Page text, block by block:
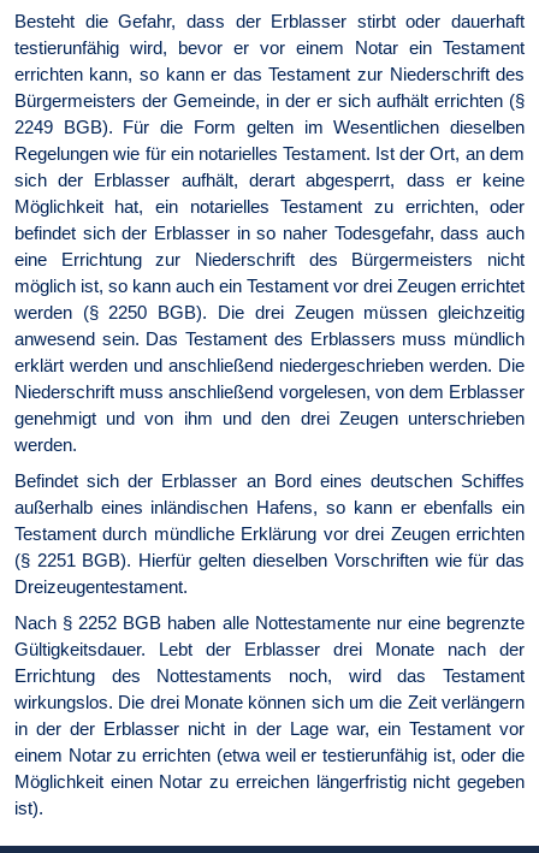
Besteht die Gefahr, dass der Erblasser stirbt oder dauerhaft
testierunfähig wird, bevor er vor einem Notar ein Testament
errichten kann, so kann er das Testament zur Niederschrift des
Bürgermeisters der Gemeinde, in der er sich aufhält errichten (§
2249 BGB). Für die Form gelten im Wesentlichen dieselben
Regelungen wie für ein notarielles Testament. Ist der Ort, an dem
sich der Erblasser aufhält, derart abgesperrt, dass er keine
Möglichkeit hat, ein notarielles Testament zu errichten, oder
befindet sich der Erblasser in so naher Todesgefahr, dass auch
eine Errichtung zur Niederschrift des Bürgermeisters nicht
möglich ist, so kann auch ein Testament vor drei Zeugen errichtet
werden (§ 2250 BGB). Die drei Zeugen müssen gleichzeitig
anwesend sein. Das Testament des Erblassers muss mündlich
erklärt werden und anschließend niedergeschrieben werden. Die
Nieder­schrift muss anschließend vorgelesen, von dem Erblasser
genehmigt und von ihm und den drei Zeugen unterschrieben
werden.
Befindet sich der Erblasser an Bord eines deutschen Schiffes
außerhalb eines inländischen Hafens, so kann er ebenfalls ein
Testament durch mündliche Erklärung vor drei Zeugen errichten
(§ 2251 BGB). Hierfür gelten dieselben Vorschriften wie für das
Dreizeugentestament.
Nach § 2252 BGB haben alle Nottestamente nur eine begrenzte
Gültigkeitsdauer. Lebt der Erblasser drei Monate nach der
Errichtung des Nottestaments noch, wird das Testament
wirkungslos. Die drei Monate können sich um die Zeit verlängern
in der der Erblasser nicht in der Lage war, ein Testament vor
einem Notar zu errichten (etwa weil er testierunfähig ist, oder die
Möglichkeit einen Notar zu erreichen längerfristig nicht gegeben
ist).